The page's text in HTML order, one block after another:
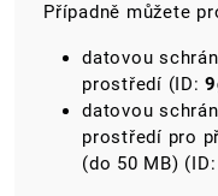
Případně můžete
datovou
prostředí (ID:
datovou
prostředí pro
(do 50 MB) (ID: